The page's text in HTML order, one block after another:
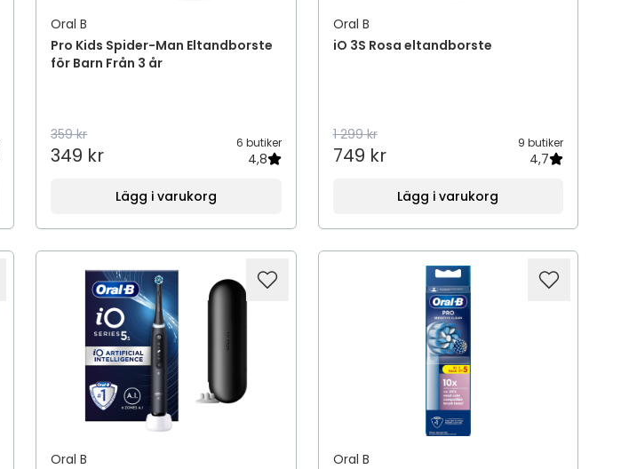
Oral B
Pro Kids Spider-Man Eltandborste
för Barn Från 3 år
359 kr
349 kr
6 butiker
4,8
Lägg i varukorg
Oral B
iO 3S Rosa eltandborste
1 299 kr
749 kr
9 butiker
4,7
Lägg i varukorg
Oral B
Oral B